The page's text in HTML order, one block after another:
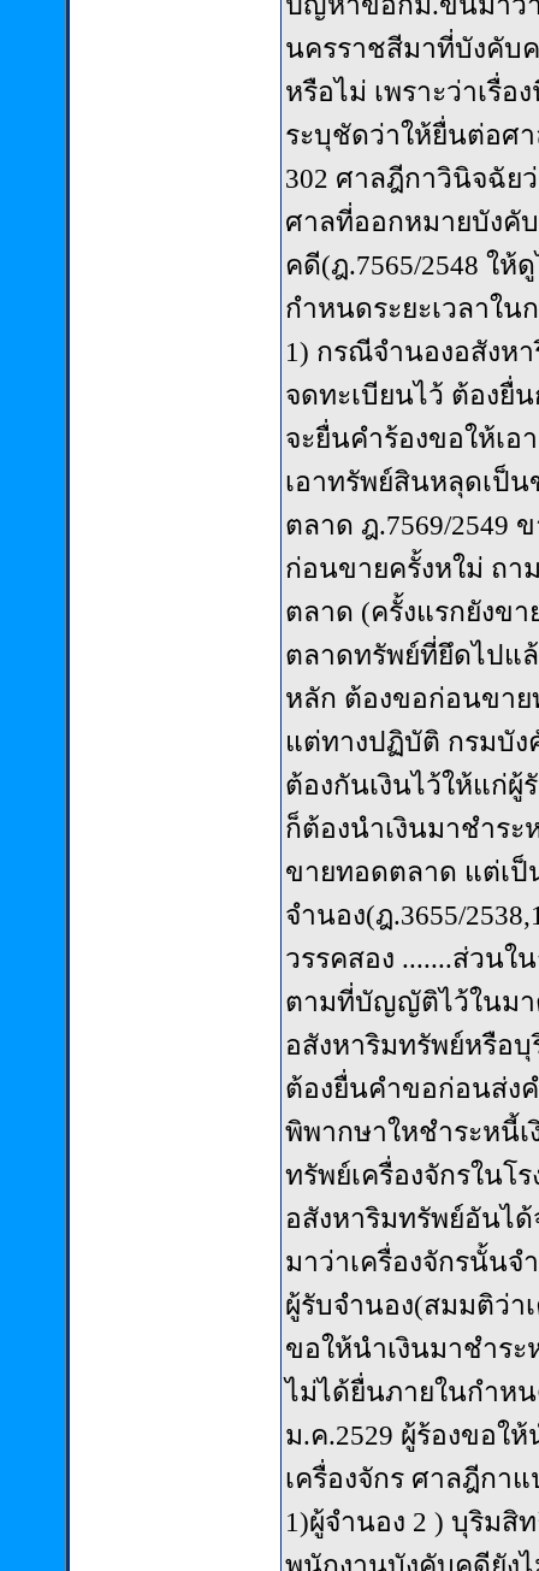
นครราชสีมาที่บังคับ
หรือไม่ เพราะว่าเรื่
ระบุชัดว่าให้ยื่นต่อศ
302 ศาลฎีกาวินิจฉัย
ศาลที่ออกหมายบังคั
คดี(ฎ.7565/2548 ให้
กำหนดระยะเวลาใ
1) กรณีจำนองอสังห
จดทะเบียนไว้ ต้องยื่
จะยื่นคำร้องขอให้เ
เอาทรัพย์สินหลุดเป็
ตลาด ฎ.7569/2549
ก่อนขายครั้งหใม่ ถา
ตลาด (ครั้งแรกยังข
ตลาดทรัพย์ที่ยึดไปแ
หลัก ต้องขอก่อนขา
แต่ทางปฏิบัติ กรมบั
ต้องกันเงินไว้ให้แก่
ก็ต้องนำเงินมาชำร
ขายทอดตลาด แต่เป็
จำนอง(ฎ.3655/
วรรคสอง .......ส่วน
ตามที่บัญญัติไว้ในมา
อสังหาริมทรัพย์หรือ
ต้องยื่นคำขอก่อนส่ง
พิพากษาใหชำระหนี้
ทรัพย์เครื่องจักรในโ
อสังหาริมทรัพย์อันไ
มาว่าเครื่องจักรนั้นจ
ผู้รับจำนอง(สมมติว่า
ขอให้นำเงินมาชำร
ไม่ได้ยื่นภายในกำห
ม.ค.2529 ผู้ร้องขอใ
เครื่องจักร ศาลฎีกา
1)ผู้จำนอง 2 ) บุริมสิ